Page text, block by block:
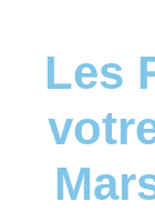
Les